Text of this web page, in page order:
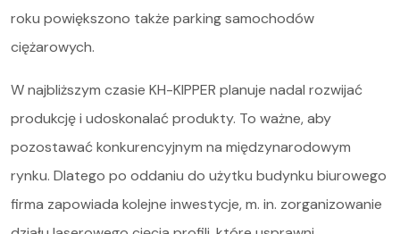
roku powiększono także parking samochodów
ciężarowych.
W najbliższym czasie KH-KIPPER planuje nadal rozwijać
produkcję i udoskonalać produkty. To ważne, aby
pozostawać konkurencyjnym na międzynarodowym
rynku. Dlatego po oddaniu do użytku budynku biurowego
firma zapowiada kolejne inwestycje, m. in. zorganizowanie